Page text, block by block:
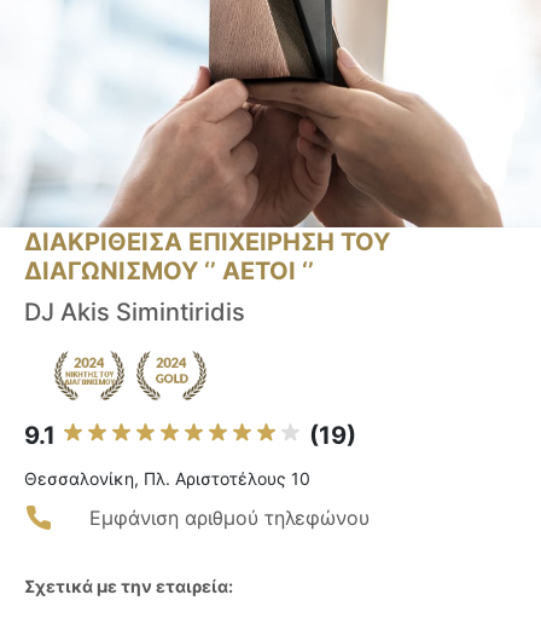
ΔΙΑΚΡΙΘΕΙΣΑ ΕΠΙΧΕΙΡΗΣΗ ΤΟΥ
ΔΙΑΓΩΝΙΣΜΟΥ ‘’ ΑΕΤΟΙ ‘’
DJ Akis Simintiridis
9.1 (19)
Θεσσαλονίκη, Πλ. Αριστοτέλους 10
Εμφάνιση αριθμού τηλεφώνου
Σχετικά με την εταιρεία: